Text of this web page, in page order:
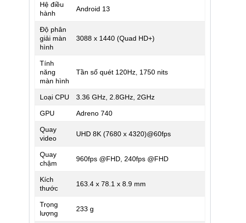
Hệ điều
hành
Android 13
Độ phân
giải màn
hình
3088 x 1440 (Quad HD+)
Tính
năng
màn hình
Tần số quét 120Hz, 1750 nits
Loại CPU 3.36 GHz, 2.8GHz, 2GHz
GPU Adreno 740
Quay
video
UHD 8K (7680 x 4320)@60fps
Quay
chậm
960fps @FHD, 240fps @FHD
Kích
thước
163.4 x 78.1 x 8.9 mm
Trọng
lượng
233 g